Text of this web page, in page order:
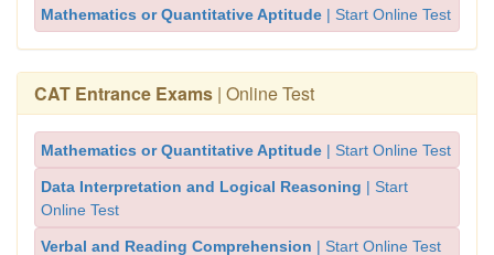
Mathematics or Quantitative Aptitude | Start Online Test
CAT Entrance Exams | Online Test
Mathematics or Quantitative Aptitude | Start Online Test
Data Interpretation and Logical Reasoning | Start
Online Test
Verbal and Reading Comprehension | Start Online Test